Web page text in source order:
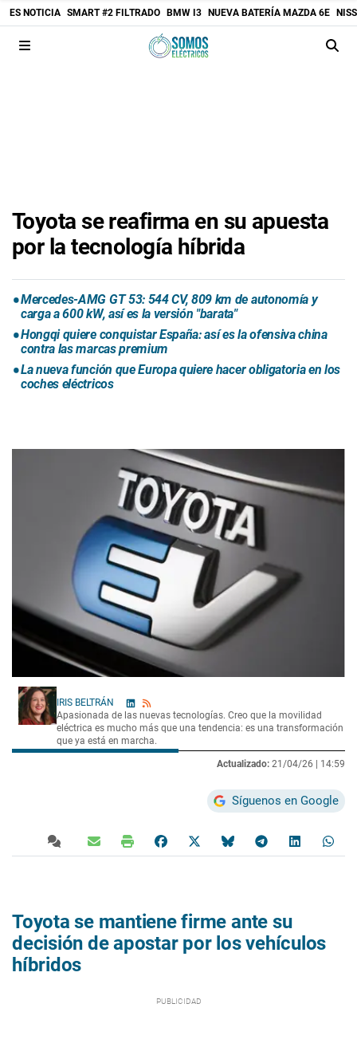
ES NOTICIA SMART #2 FILTRADO BMW I3 NUEVA BATERÍA MAZDA 6E
Toyota se reafirma en su apuesta
por la tecnología híbrida
Mercedes-AMG GT 53: 544 CV, 809 km de autonomía y
carga a 600 kW, así es la versión "barata"
Hongqi quiere conquistar España: así es la ofensiva china
contra las marcas premium
La nueva función que Europa quiere hacer obligatoria en los
coches eléctricos
IRIS BELTRÁN
Apasionada de las nuevas tecnologías. Creo que la movilidad
eléctrica es mucho más que una tendencia: es una transformación
que ya está en marcha.
Actualizado: 21/04/26 | 14:59
Síguenos en Google
Toyota se mantiene firme ante su
decisión de apostar por los vehículos
híbridos